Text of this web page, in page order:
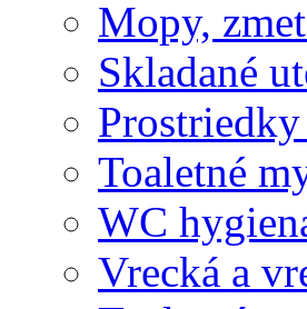
Mopy,
Skladané
Toaletné
WC
Vrecká a